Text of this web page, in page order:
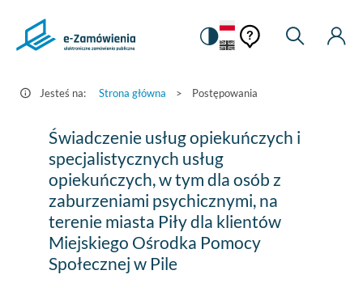
Postępowania
Zamówienia.gov.pl
Zmiana
na
kontrastową
Pomoc
kontekstowa
Pomoc
Moje
Jesteś na: Strona główna > Postępowania
Świadczenie
usług
opiekuńczych
specjalistycznych
usług
Świadczenie usług opiekuńczych i
specjalistycznych usług
opiekuńczych, w tym dla osób z
zaburzeniami psychicznymi, na
terenie miasta Piły dla klientów
Miejskiego Ośrodka Pomocy
Społecznej w Pile